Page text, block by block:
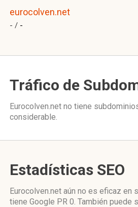
eurocolven.net
- / -
Tráfico de
Eurocolven.net no tiene
considerable.
Estadísticas SEO
Eurocolven.net aún no es eficaz en
tiene Google PR 0. También puede